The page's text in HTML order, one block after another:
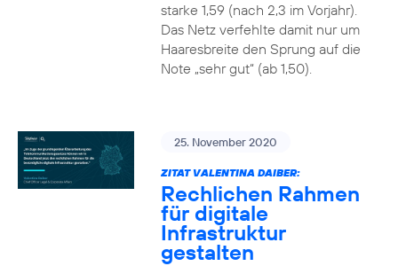
starke 1,59 (nach 2,3 im Vorjahr).
Das Netz verfehlte damit nur um
Haaresbreite den Sprung auf die
Note „sehr gut“ (ab 1,50).
25. November 2020
ZITAT VALENTINA DAIBER:
Rechlichen Rahmen
für digitale
Infrastruktur
gestalten